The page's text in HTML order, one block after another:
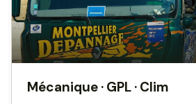
Mécanique · GPL · Clim